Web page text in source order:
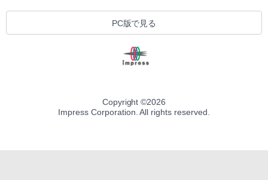
PC版で見る
Copyright ©2026
Impress Corporation. All rights reserved.